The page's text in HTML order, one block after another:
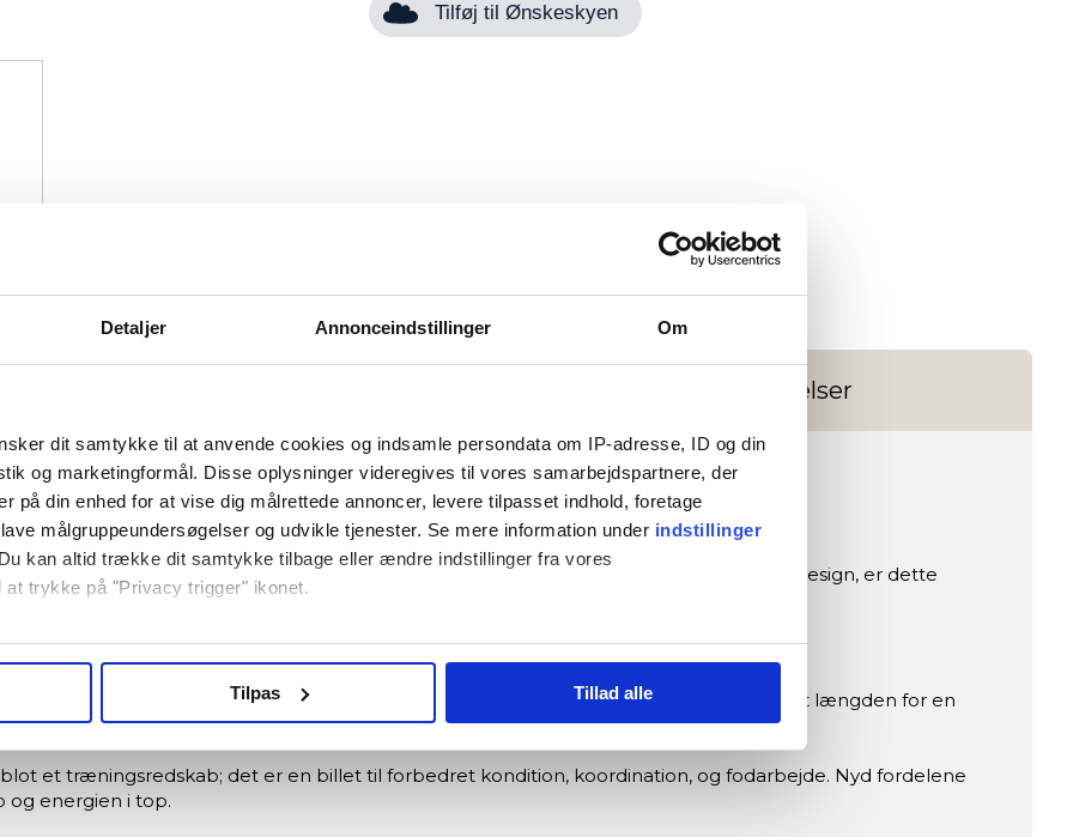
Detaljer Annonceindstillinger Om
dit samtykke til at anvende cookies og indsamle persondata om IP-adresse, ID og din
og marketingformål. Disse oplysninger videregives til vores samarbejdspartnere, der
på din enhed for at vise dig målrettede annoncer, levere tilpasset indhold, foretage
målgruppeundersøgelser og udvikle tjenester. Se mere information under indstillinger
kan altid trække dit samtykke tilbage eller ændre indstillinger fra vores
trykke på "Privacy trigger" ikonet.
gerne:
på en scanning af dens unikke karakteristika (fingerprinting)
bruger cookies for at give dig den bedst mulige oplevelse med fitnessshoppen.dk.
Tilpas Tillad alle
Tilføj til Ønskeskyen
Anmeldelser
deres konditionstræning til det næste niveau. Med dens optimale længde og robuste design, er dette
der både er effektiv og sjov.
på 3 meter, tilbyder ASG Sjippetov fleksibilitet til brugere af alle højder. Juster nemt længden for en
og kropstype.
et træningsredskab; det er en billet til forbedret kondition, koordination, og fodarbejde. Nyd fordelene
og energien i top.